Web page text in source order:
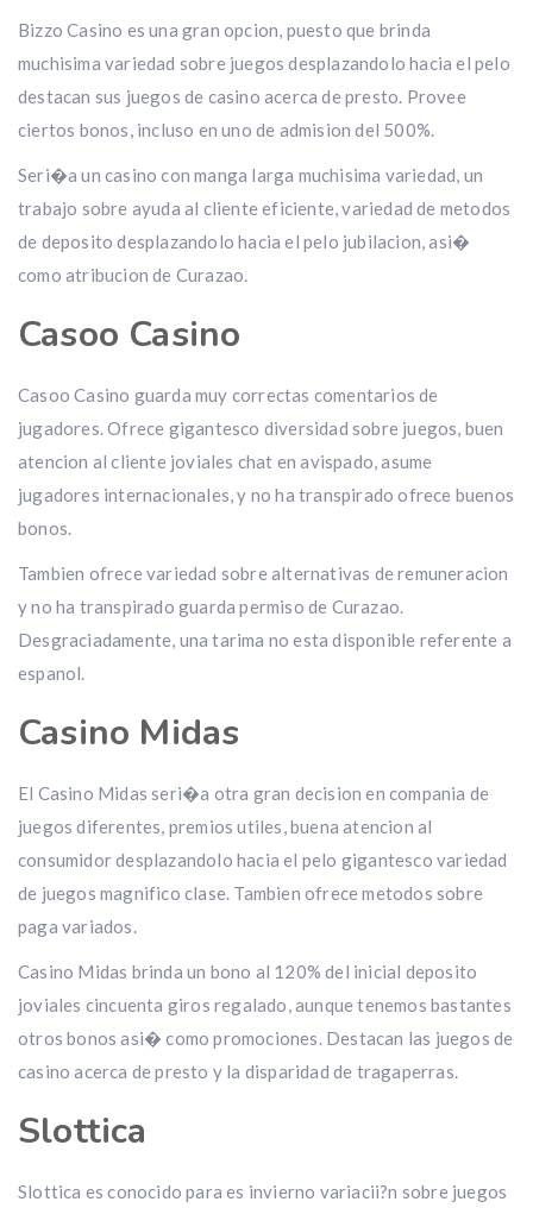
Bizzo Casino es una gran opcion, puesto que brinda
muchisima variedad sobre juegos desplazandolo hacia el pelo
destacan sus juegos de casino acerca de presto. Provee
ciertos bonos, incluso en uno de admision del 500%.
Seri�a un casino con manga larga muchisima variedad, un
trabajo sobre ayuda al cliente eficiente, variedad de metodos
de deposito desplazandolo hacia el pelo jubilacion, asi�
como atribucion de Curazao.
Casoo Casino
Casoo Casino guarda muy correctas comentarios de
jugadores. Ofrece gigantesco diversidad sobre juegos, buen
atencion al cliente joviales chat en avispado, asume
jugadores internacionales, y no ha transpirado ofrece buenos
bonos.
Tambien ofrece variedad sobre alternativas de remuneracion
y no ha transpirado guarda permiso de Curazao.
Desgraciadamente, una tarima no esta disponible referente a
espanol.
Casino Midas
El Casino Midas seri�a otra gran decision en compania de
juegos diferentes, premios utiles, buena atencion al
consumidor desplazandolo hacia el pelo gigantesco variedad
de juegos magnifico clase. Tambien ofrece metodos sobre
paga variados.
Casino Midas brinda un bono al 120% del inicial deposito
joviales cincuenta giros regalado, aunque tenemos bastantes
otros bonos asi� como promociones. Destacan las juegos de
casino acerca de presto y la disparidad de tragaperras.
Slottica
Slottica es conocido para es invierno variacii?n sobre juegos